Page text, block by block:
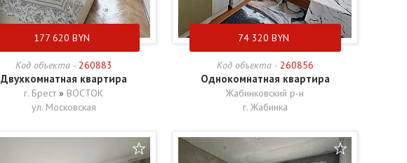
177 620 BYN
Код объекта - 260883
Двухкомнатная квартира
г. Брест » ВОСТОК
ул. Московская
74 320 BYN
Код объекта - 260856
Однокомнатная квартира
Жабинковский р-н
г. Жабинка